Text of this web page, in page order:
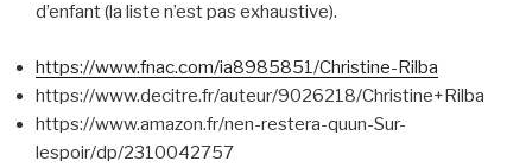
d’enfant (la liste n’est pas exhaustive).
https://www.fnac.com/ia8985851/Christine-Rilba
https://www.decitre.fr/auteur/9026218/Christine+Rilba
https://www.amazon.fr/nen-restera-quun-Sur-
lespoir/dp/2310042757